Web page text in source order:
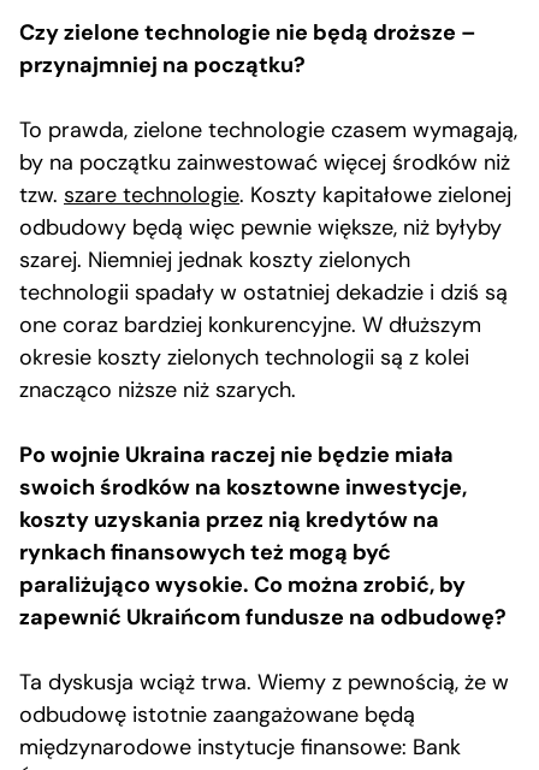
Czy zielone technologie nie będą droższe –
przynajmniej na początku?
To prawda, zielone technologie czasem wymagają,
by na początku zainwestować więcej środków niż
tzw. szare technologie. Koszty kapitałowe zielonej
odbudowy będą więc pewnie większe, niż byłyby
szarej. Niemniej jednak koszty zielonych
technologii spadały w ostatniej dekadzie i dziś są
one coraz bardziej konkurencyjne. W dłuższym
okresie koszty zielonych technologii są z kolei
znacząco niższe niż szarych.
Po wojnie Ukraina raczej nie będzie miała
swoich środków na kosztowne inwestycje,
koszty uzyskania przez nią kredytów na
rynkach finansowych też mogą być
paraliżująco wysokie. Co można zrobić, by
zapewnić Ukraińcom fundusze na odbudowę?
Ta dyskusja wciąż trwa. Wiemy z pewnością, że w
odbudowę istotnie zaangażowane będą
międzynarodowe instytucje finansowe: Bank